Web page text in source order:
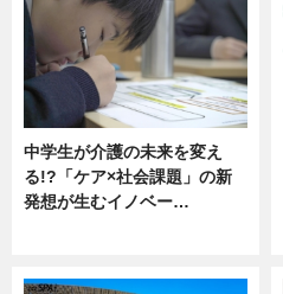
中学生が介護の未来を変え
る!?「ケア×社会課題」の新
発想が生むイノベー…